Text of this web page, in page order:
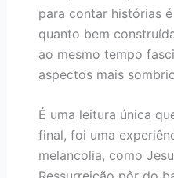
para contar histórias
quanto bem
ao mesmo tempo
aspectos mais
É uma leitura única
final, foi uma
melancolia, como